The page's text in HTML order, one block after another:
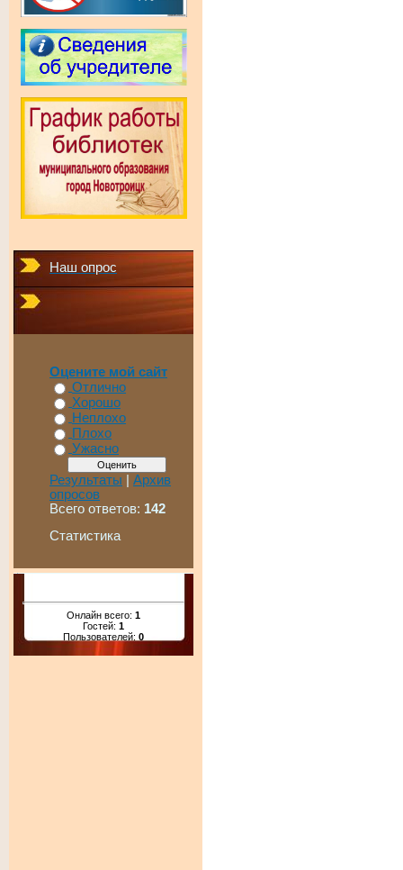
Наш опрос
Оцените мой сайт
Отлично
Хорошо
Неплохо
Плохо
Ужасно
Результаты | Архив
опросов
Всего ответов: 142
Статистика
Онлайн всего: 1
Гостей: 1
Пользователей: 0